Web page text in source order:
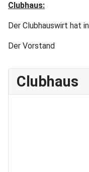
Clubhaus:
Der Clubhauswirt hat
Der Vorstand
Clubhaus